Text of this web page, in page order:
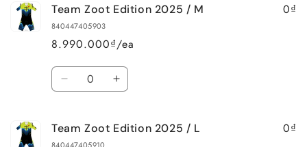
Team
Zoot
Edition
2025
/
S
Team
Edition
2025
/
S
Team Zoot Edition 2025 / M
840447405903
8.990.000₫/ea
0₫
Quantity
Decrease
Team
Zoot
Increase
Team
Team Zoot Edition 2025 / L 0₫